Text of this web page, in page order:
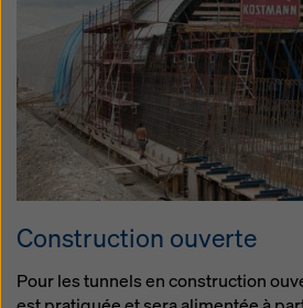
Construction ouverte
Pour les tunnels en construction